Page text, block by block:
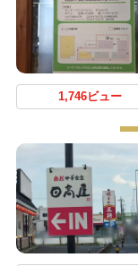
1,746ビュー